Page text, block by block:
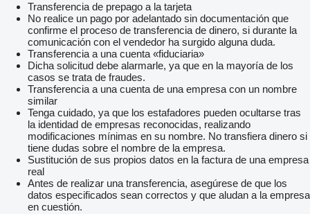
Transferencia de prepago a la tarjeta
No realice un pago por adelantado sin documentación que
confirme el proceso de transferencia de dinero, si durante la
comunicación con el vendedor ha surgido alguna duda.
Transferencia a una cuenta «fiduciaria»
Dicha solicitud debe alarmarle, ya que en la mayoría de los
casos se trata de fraudes.
Transferencia a una cuenta de una empresa con un nombre
similar
Tenga cuidado, ya que los estafadores pueden ocultarse tras
la identidad de empresas reconocidas, realizando
modificaciones mínimas en su nombre. No transfiera dinero si
tiene dudas sobre el nombre de la empresa.
Sustitución de sus propios datos en la factura de una empresa
real
Antes de realizar una transferencia, asegúrese de que los
datos especificados sean correctos y que aludan a la empresa
en cuestión.